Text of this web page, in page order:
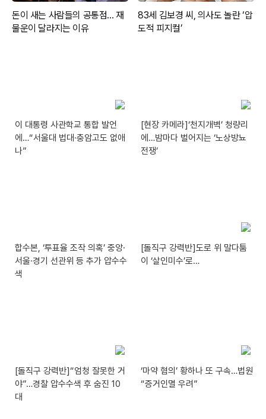
이 대통령 사관학교 통합 발언
에…“서울대 법대·충암고도 없애
나”
[현장 카메라]‘천지개벽’ 청량리
에…밤마다 벌어지는 ‘노상방뇨
전쟁’
합수본, ‘투표율 조작 의혹’ 중앙·
서울·경기 선관위 등 추가 압수수
색
[돌직구 강력반]도로 위 말다툼
이 ‘살인미수’로…
[돌직구 강력반]“엄청 잘못한 거
야”…경찰 압수수색 후 숨진 10
대
‘마약 혐의’ 황하나 또 구속…법원
“증거인멸 우려”